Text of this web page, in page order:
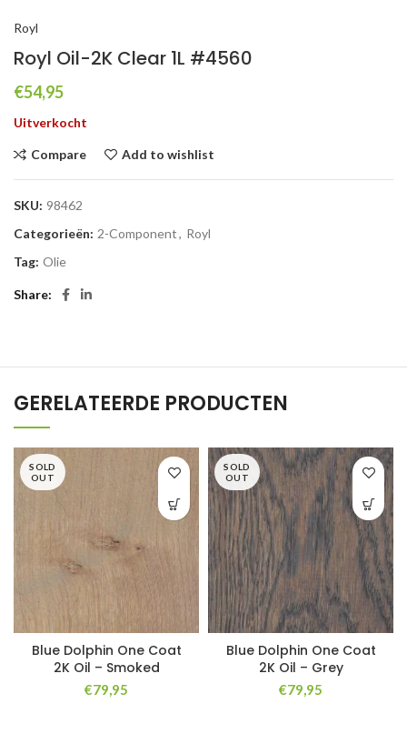
Royl
Royl Oil-2K Clear 1L #4560
€54,95
Uitverkocht
Compare Add to wishlist
SKU: 98462
Categorieën: 2-Component, Royl
Tag: Olie
Share
GERELATEERDE PRODUCTEN
SOLD
OUT
Blue Dolphin One Coat
2K Oil – Smoked
€79,95
SOLD
OUT
Blue Dolphin One Coat
2K Oil – Grey
€79,95